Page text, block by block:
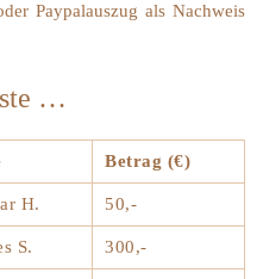
Paypalauszug als Nachweis
…
Betrag (€)
H. 50,-
S. 300,-